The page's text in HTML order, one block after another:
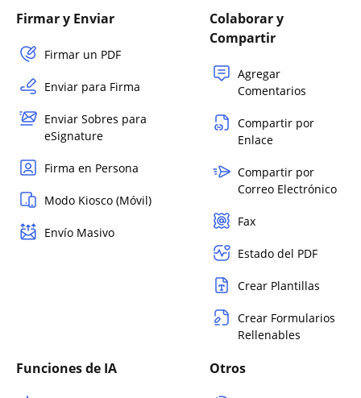
Firmar y Enviar
Firmar un PDF
Enviar para Firma
Enviar Sobres para
eSignature
Firma en Persona
Modo Kiosco (Móvil)
Envío Masivo
Colaborar y
Compartir
Agregar
Comentarios
Compartir por
Enlace
Compartir por
Correo Electrónico
Fax
Estado del PDF
Crear Plantillas
Crear Formularios
Rellenables
Funciones de IA Otros